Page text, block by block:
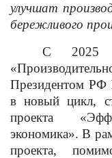
улучшат
бережливого
С 2025
Президентом РФ
в новый цикл,
проекта
экономика». В
проекта,